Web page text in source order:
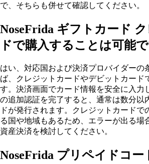
で、そちらも併せて確認してください。
NoseFrida ギフトカード
ドで購入することは可能
はい、対応国および決済プロバイダーの
ば、クレジットカードやデビットカード
す。決済画面でカード情報を安全に入力
の追加認証を完了すると、通常は数分以
ドが発行されます。クレジットカードで
る国や地域もあるため、エラーが出る場
資産決済を検討してください。
NoseFrida プリペイドコー